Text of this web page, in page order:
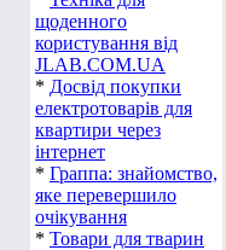
щоденного
користування від
JLAB.COM.UA
* Досвід покупки
електротоварів для
квартири через
інтернет
* Граппа: знайомство,
яке перевершило
очікування
* Товари для тварин